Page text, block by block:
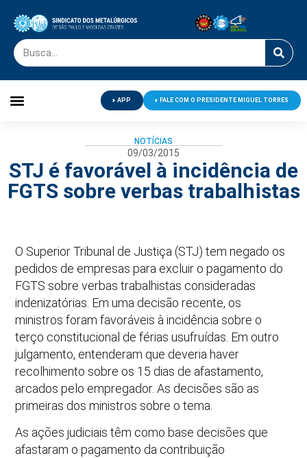
APP FALE COM O PRESIDENTE MIGUEL TORRES
NOTÍCIAS
09/03/2015
STJ é favorável à incidência de
FGTS sobre verbas trabalhistas
O Superior Tribunal de Justiça (STJ) tem negado os
pedidos de empresas para excluir o pagamento do
FGTS sobre verbas trabalhistas consideradas
indenizatórias. Em uma decisão recente, os
ministros foram favoráveis à incidência sobre o
terço constitucional de férias usufruídas. Em outro
julgamento, entenderam que deveria haver
recolhimento sobre os 15 dias de afastamento,
arcados pelo empregador. As decisões são as
primeiras dos ministros sobre o tema.
As ações judiciais têm como base decisões que
afastaram o pagamento da contribuição